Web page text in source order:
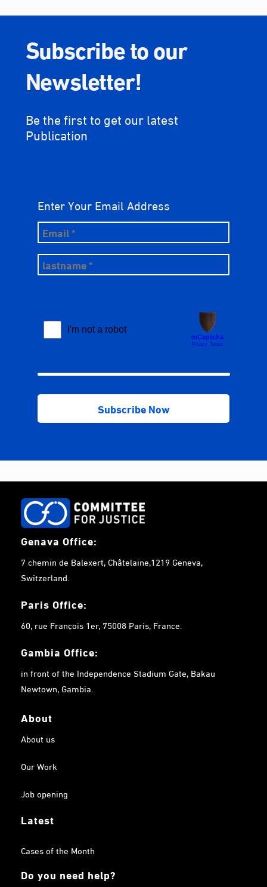
Subscribe to our
Newsletter!
Be the first to get our latest
Publication
Enter Your Email Address
Genava Office:
7 chemin de Balexert, Châtelaine,1219 Geneva,
Switzerland.
Paris Office:
60, rue François 1er, 75008 Paris, France.
Gambia Office:
in front of the Independence Stadium Gate, Bakau
Newtown, Gambia.
About
About us
Our Work
Job opening
Latest
Cases of the Month
Do you need help?